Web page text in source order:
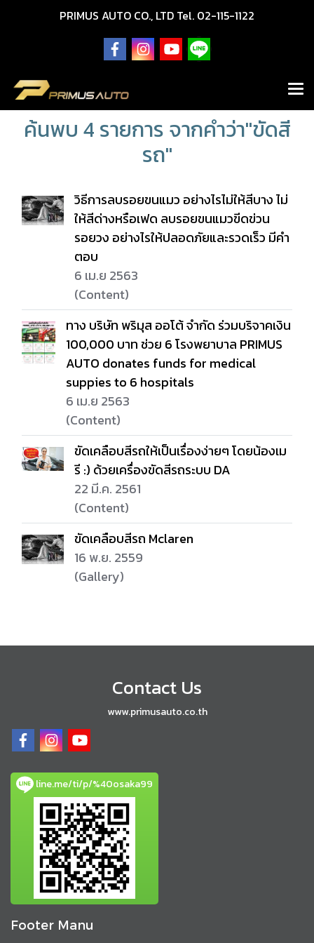
PRIMUS AUTO CO., LTD Tel. 02-115-1122
ค้นพบ 4 รายการ จากคำว่า"ขัดสี
รถ"
วิธีการลบรอยขนแมว อย่างไรไม่ให้สีบาง ไม่
ให้สีด่างหรือเฟด ลบรอยขนแมวขีดข่วน
รอยวง อย่างไรให้ปลอดภัยและรวดเร็ว มีคำ
ตอบ
6 เม.ย 2563
(Content)
ทาง บริษัท พริมุส ออโต้ จำกัด ร่วมบริจาคเงิน
100,000 บาท ช่วย 6 โรงพยาบาล PRIMUS
AUTO donates funds for medical
suppies to 6 hospitals
6 เม.ย 2563
(Content)
ขัดเคลือบสีรถให้เป็นเรื่องง่ายๆ โดยน้องเม
รี :) ด้วยเครื่องขัดสีรถระบบ DA
22 มี.ค. 2561
(Content)
ขัดเคลือบสีรถ Mclaren
16 พ.ย. 2559
(Gallery)
Contact Us
www.primusauto.co.th
line.me/ti/p/%40osaka99
Footer Manu